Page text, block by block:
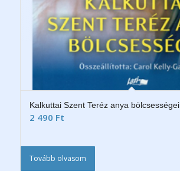
Kalkuttai Szent Teréz anya bölcsességei
2 490 Ft
Tovább olvasom